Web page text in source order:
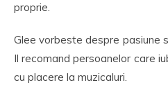
proprie.
Glee vorbeste despre pasiune
Il recomand persoanelor care
cu placere la muzicaluri.